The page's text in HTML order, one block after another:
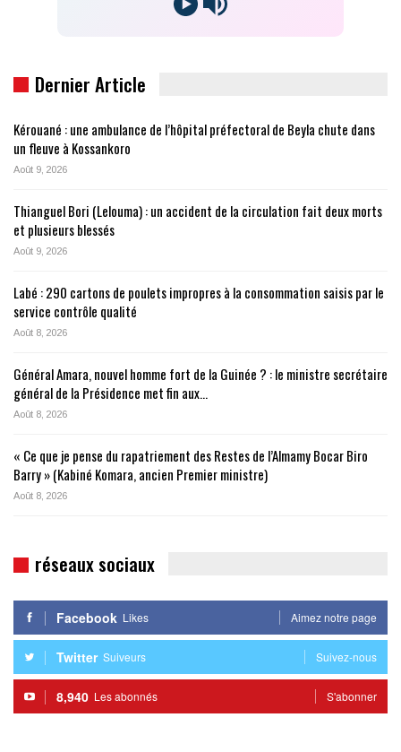
Dernier Article
Kérouané : une ambulance de l’hôpital préfectoral de Beyla chute dans
un fleuve à Kossankoro
Août 9, 2026
Thianguel Bori (Lelouma) : un accident de la circulation fait deux morts
et plusieurs blessés
Août 9, 2026
Labé : 290 cartons de poulets impropres à la consommation saisis par le
service contrôle qualité
Août 8, 2026
Général Amara, nouvel homme fort de la Guinée ? : le ministre secrétaire
général de la Présidence met fin aux…
Août 8, 2026
« Ce que je pense du rapatriement des Restes de l’Almamy Bocar Biro
Barry » (Kabiné Komara, ancien Premier ministre)
Août 8, 2026
réseaux sociaux
Facebook Likes Aimez notre page
Twitter Suiveurs Suivez-nous
8,940 Les abonnés S'abonner